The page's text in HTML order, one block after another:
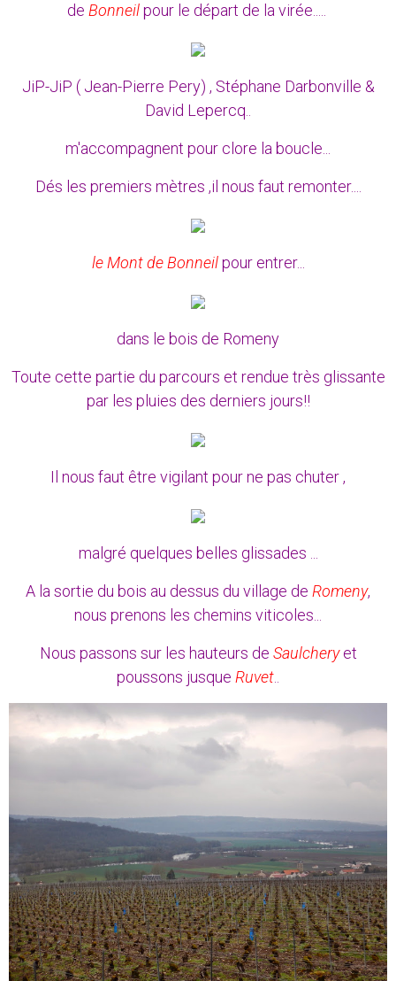
de Bonneil pour le départ de la virée.....
JiP-JiP ( Jean-Pierre Pery) , Stéphane Darbonville &
David Lepercq..
m'accompagnent pour clore la boucle...
Dés les premiers mètres ,il nous faut remonter....
le Mont de Bonneilpour entrer...
dans le bois de Romeny
Toute cette partie du parcours et rendue très glissante
par les pluies des derniers jours!!
Il nous faut être vigilant pour ne pas chuter ,
malgré quelques belles glissades ...
A la sortie du bois au dessus du village de Romeny,
nous prenons les chemins viticoles...
Nous passons sur les hauteurs de Saulcheryet
poussons jusque Ruvet